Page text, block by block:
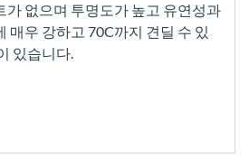
가 없으며 투명도가 높고 유연성과
매우 강하고 70C까지 견딜 수 있
있습니다.